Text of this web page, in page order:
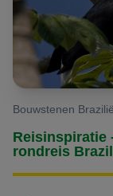
dat u tussen de
ondergrondse
natuur.
hangt af van uw
Bouwstenen
Reisinspiratie
rondreis